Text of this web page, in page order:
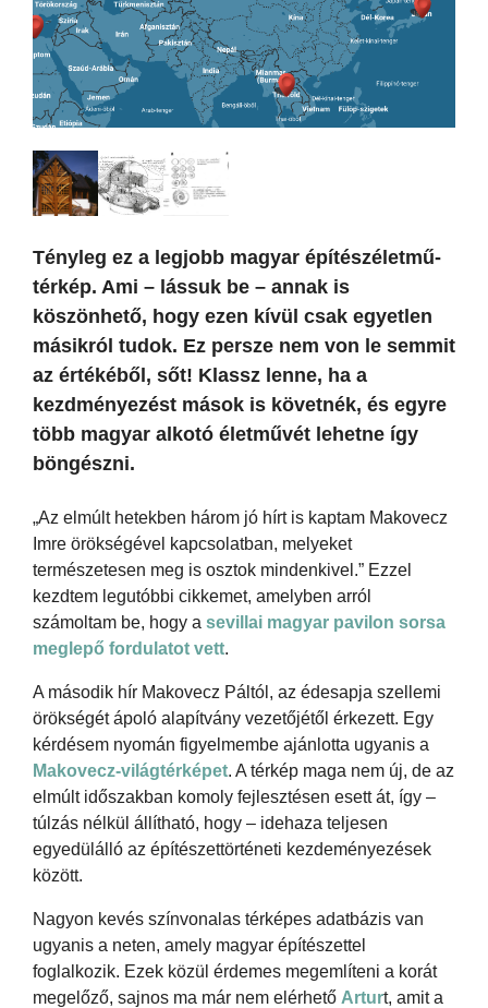
Tényleg ez a legjobb magyar építészéletmű-
térkép. Ami – lássuk be – annak is
köszönhető, hogy ezen kívül csak egyetlen
másikról tudok. Ez persze nem von le semmit
az értékéből, sőt! Klassz lenne, ha a
kezdményezést mások is követnék, és egyre
több magyar alkotó életművét lehetne így
böngészni.
„Az elmúlt hetekben három jó hírt is kaptam Makovecz
Imre örökségével kapcsolatban, melyeket
természetesen meg is osztok mindenkivel.” Ezzel
kezdtem legutóbbi cikkemet, amelyben arról
számoltam be, hogy a sevillai magyar pavilon sorsa
meglepő fordulatot vett.
A második hír Makovecz Páltól, az édesapja szellemi
örökségét ápoló alapítvány vezetőjétől érkezett. Egy
kérdésem nyomán figyelmembe ajánlotta ugyanis a
Makovecz-világtérképet. A térkép maga nem új, de az
elmúlt időszakban komoly fejlesztésen esett át, így –
túlzás nélkül állítható, hogy – idehaza teljesen
egyedülálló az építészettörténeti kezdeményezések
között.
Nagyon kevés színvonalas térképes adatbázis van
ugyanis a neten, amely magyar építészettel
foglalkozik. Ezek közül érdemes megemlíteni a korát
megelőző, sajnos ma már nem elérhető Arturt, amit a